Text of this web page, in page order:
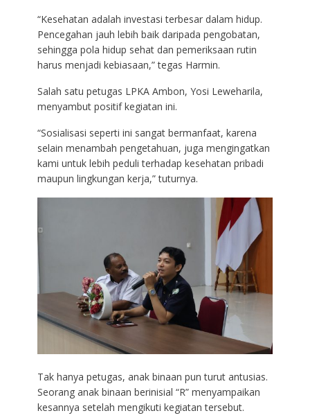
“Kesehatan adalah investasi terbesar dalam hidup.
Pencegahan jauh lebih baik daripada pengobatan,
sehingga pola hidup sehat dan pemeriksaan rutin
harus menjadi kebiasaan,” tegas Harmin.
Salah satu petugas LPKA Ambon, Yosi Leweharila,
menyambut positif kegiatan ini.
“Sosialisasi seperti ini sangat bermanfaat, karena
selain menambah pengetahuan, juga mengingatkan
kami untuk lebih peduli terhadap kesehatan pribadi
maupun lingkungan kerja,” tuturnya.
Tak hanya petugas, anak binaan pun turut antusias.
Seorang anak binaan berinisial “R” menyampaikan
kesannya setelah mengikuti kegiatan tersebut.